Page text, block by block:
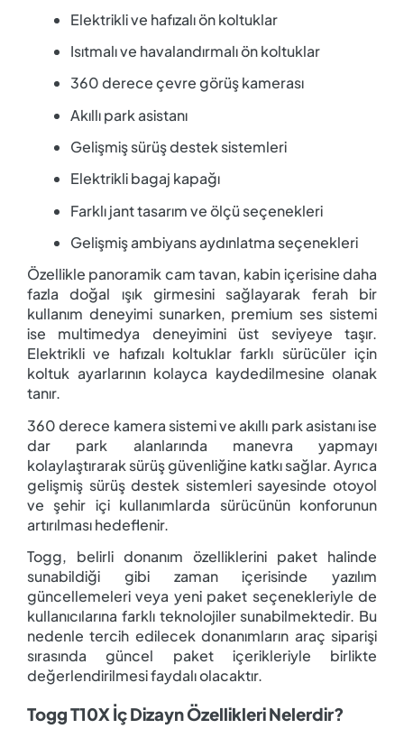
Elektrikli ve hafızalı ön koltuklar
Isıtmalı ve havalandırmalı ön koltuklar
360 derece çevre görüş kamerası
Akıllı park asistanı
Gelişmiş sürüş destek sistemleri
Elektrikli bagaj kapağı
Farklı jant tasarım ve ölçü seçenekleri
Gelişmiş ambiyans aydınlatma seçenekleri
Özellikle panoramik cam tavan, kabin içerisine daha
fazla doğal ışık girmesini sağlayarak ferah bir
kullanım deneyimi sunarken, premium ses sistemi
ise multimedya deneyimini üst seviyeye taşır.
Elektrikli ve hafızalı koltuklar farklı sürücüler için
koltuk ayarlarının kolayca kaydedilmesine olanak
tanır.
360 derece kamera sistemi ve akıllı park asistanı ise
dar park alanlarında manevra yapmayı
kolaylaştırarak sürüş güvenliğine katkı sağlar. Ayrıca
gelişmiş sürüş destek sistemleri sayesinde otoyol
ve şehir içi kullanımlarda sürücünün konforunun
artırılması hedeflenir.
Togg, belirli donanım özelliklerini paket halinde
sunabildiği gibi zaman içerisinde yazılım
güncellemeleri veya yeni paket seçenekleriyle de
kullanıcılarına farklı teknolojiler sunabilmektedir. Bu
nedenle tercih edilecek donanımların araç siparişi
sırasında güncel paket içerikleriyle birlikte
değerlendirilmesi faydalı olacaktır.
Togg T10X İç Dizayn Özellikleri Nelerdir?